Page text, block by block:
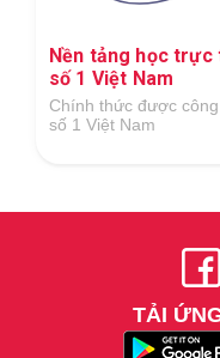
Nền tảng học trực
số 1 Việt Nam
Chính thức được
số 1 Việt Nam
TẢI